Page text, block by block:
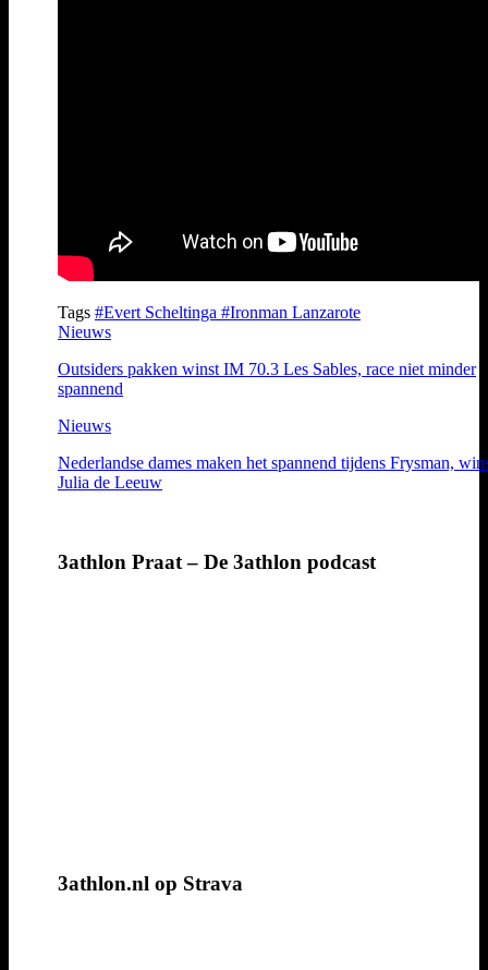
Tags #Evert Scheltinga #Ironman Lanzarote
Nieuws
Outsiders pakken winst IM 70.3 Les Sables, race niet minder
spannend
Nieuws
Nederlandse dames maken het spannend tijdens Frysman,
Julia de Leeuw
3athlon Praat – De 3athlon podcast
3athlon.nl op Strava